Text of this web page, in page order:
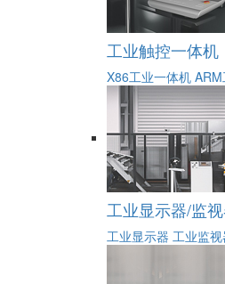
工业触控一体机
X86工业一体机
工业显示器/监
工业显示器 工业监视